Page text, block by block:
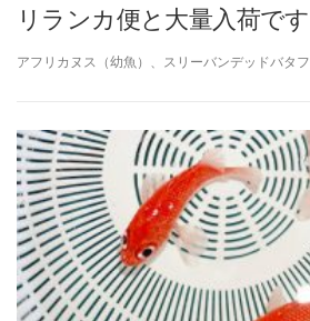
リランカ便と大量入荷で
アフリカヌス（幼魚）、スリーバンデッドバタ